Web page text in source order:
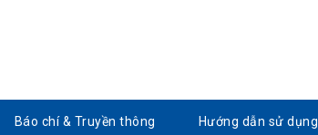
Báo chí & Truyền thông Hướng dẫn sử dụng